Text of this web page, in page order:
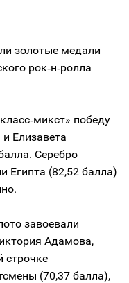
золотые медали
рок‑н‑ролла
победу
Елизавета
Серебро
Египта (82,52 балла)
завоевали
Адамова,
строчке
(70,37 балла),